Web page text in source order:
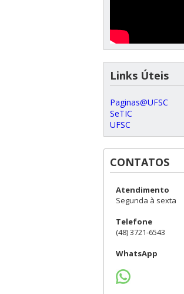
Links Úteis
Paginas@UFSC
SeTIC
UFSC
CONTATOS
Atendimento
Segunda à sexta
Telefone
(48) 3721-6543
WhatsApp